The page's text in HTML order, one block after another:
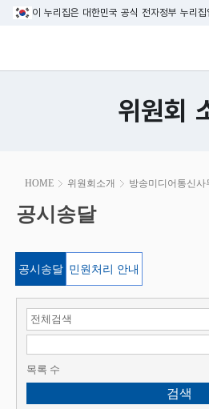
본문
이 누리집은 대한민국 공식 전자정부 누리집
방송미디어통신위
위원회
HOME 위원회소개 방송미디어통신사
공시송달
시
작
공시송달
공시송달 민원처리 안내
검색 항목 선택
목록 수